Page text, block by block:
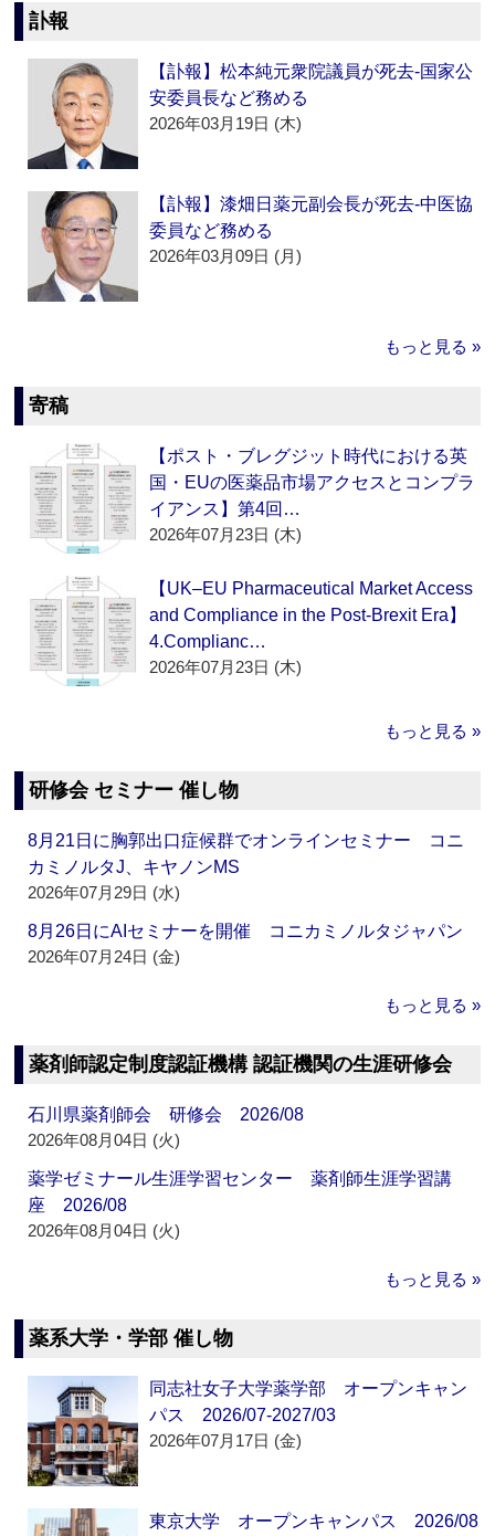
訃報
【訃報】松本純元衆院議員が死去‐国家公
安委員長など務める
2026年03月19日 (木)
【訃報】漆畑日薬元副会長が死去‐中医協
委員など務める
2026年03月09日 (月)
もっと見る »
寄稿
【ポスト・ブレグジット時代における英
国・EUの医薬品市場アクセスとコンプラ
イアンス】第4回…
2026年07月23日 (木)
【UK–EU Pharmaceutical Market Access
and Compliance in the Post-Brexit Era】
4.Complianc…
2026年07月23日 (木)
もっと見る »
研修会 セミナー 催し物
8月21日に胸郭出口症候群でオンラインセミナー コニ
カミノルタJ、キヤノンMS
2026年07月29日 (水)
8月26日にAIセミナーを開催 コニカミノルタジャパン
2026年07月24日 (金)
もっと見る »
薬剤師認定制度認証機構 認証機関の生涯研修会
石川県薬剤師会 研修会 2026/08
2026年08月04日 (火)
薬学ゼミナール生涯学習センター 薬剤師生涯学習講
座 2026/08
2026年08月04日 (火)
もっと見る »
薬系大学・学部 催し物
同志社女子大学薬学部 オープンキャン
パス 2026/07-2027/03
2026年07月17日 (金)
東京大学 オープンキャンパス 2026/08